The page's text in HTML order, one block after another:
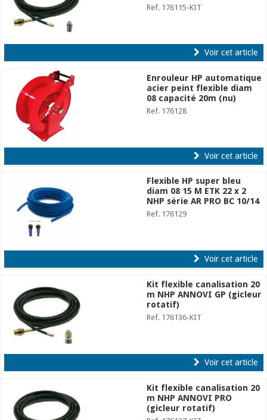
Ref. 176115-KIT
Voir cet article
Enrouleur HP automatique
acier peint flexible diam
08 capacité 20m (nu)
Ref. 176128
Voir cet article
Flexible HP super bleu
diam 08 15 M ETK 22 x 2
NHP série AR PRO BC 10/14
Ref. 176129
Voir cet article
Kit flexible canalisation 20
m NHP ANNOVI GP (gicleur
rotatif)
Ref. 176136-KIT
Voir cet article
Kit flexible canalisation 20
m NHP ANNOVI PRO
(gicleur rotatif)